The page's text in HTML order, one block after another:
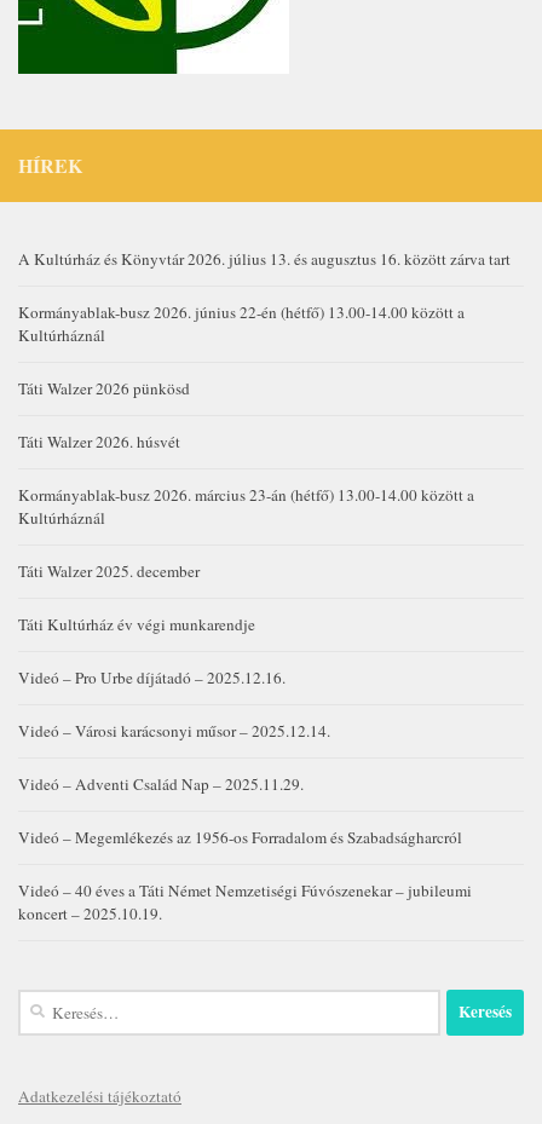
HÍREK
A Kultúrház és Könyvtár 2026. július 13. és augusztus 16. között zárva tart
Kormányablak-busz 2026. június 22-én (hétfő) 13.00-14.00 között a
Kultúrháznál
Táti Walzer 2026 pünkösd
Táti Walzer 2026. húsvét
Kormányablak-busz 2026. március 23-án (hétfő) 13.00-14.00 között a
Kultúrháznál
Táti Walzer 2025. december
Táti Kultúrház év végi munkarendje
Videó – Pro Urbe díjátadó – 2025.12.16.
Videó – Városi karácsonyi műsor – 2025.12.14.
Videó – Adventi Család Nap – 2025.11.29.
Videó – Megemlékezés az 1956-os Forradalom és Szabadságharcról
Videó – 40 éves a Táti Német Nemzetiségi Fúvószenekar – jubileumi
koncert – 2025.10.19.
Keresés:
Adatkezelési tájékoztató